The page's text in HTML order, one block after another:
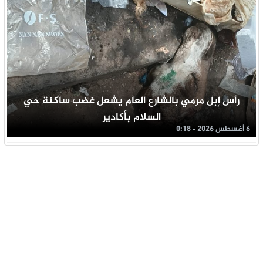
رأس إبل مرمي بالشارع العام يشعل غضب ساكنة حي
السلام بأكادير
6 أغسطس 2026 - 0:18